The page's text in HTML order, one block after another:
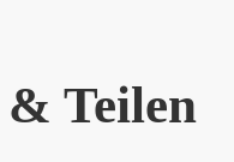
Teilen